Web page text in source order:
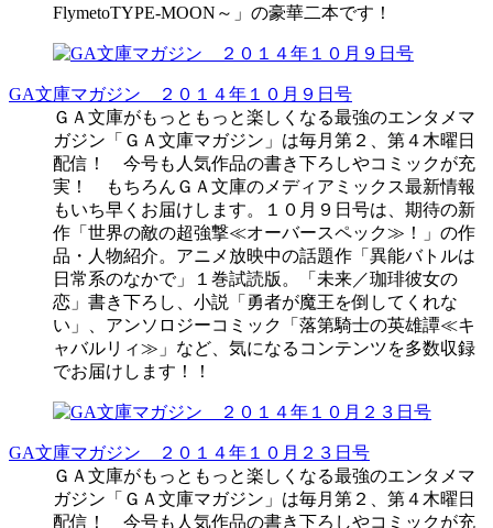
FlymetoTYPE-MOON～」の豪華二本です！
GA文庫マガジン ２０１４年１０月９日号
ＧＡ文庫がもっともっと楽しくなる最強のエンタメマ
ガジン「ＧＡ文庫マガジン」は毎月第２、第４木曜日
配信！ 今号も人気作品の書き下ろしやコミックが充
実！ もちろんＧＡ文庫のメディアミックス最新情報
もいち早くお届けします。１０月９日号は、期待の新
作「世界の敵の超強撃≪オーバースペック≫！」の作
品・人物紹介。アニメ放映中の話題作「異能バトルは
日常系のなかで」１巻試読版。「未来／珈琲彼女の
恋」書き下ろし、小説「勇者が魔王を倒してくれな
い」、アンソロジーコミック「落第騎士の英雄譚≪キ
ャバルリィ≫」など、気になるコンテンツを多数収録
でお届けします！！
GA文庫マガジン ２０１４年１０月２３日号
ＧＡ文庫がもっともっと楽しくなる最強のエンタメマ
ガジン「ＧＡ文庫マガジン」は毎月第２、第４木曜日
配信！ 今号も人気作品の書き下ろしやコミックが充